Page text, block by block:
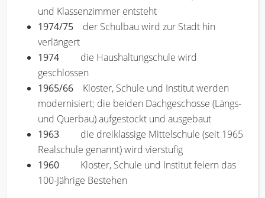
und Klassenzimmer entsteht
1974/75 der Schulbau wird zur Stadt hin
verlängert
1974 die Haushaltungschule wird
geschlossen
1965/66 Kloster, Schule und Institut werden
modernisiert; die beiden Dachgeschosse (Längs-
und Querbau) aufgestockt und ausgebaut
1963 die dreiklassige Mittelschule (seit 1965
Realschule genannt) wird vierstufig
1960 Kloster, Schule und Institut feiern das
100-Jährige Bestehen